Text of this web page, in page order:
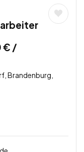
€ /
Brandenburg,